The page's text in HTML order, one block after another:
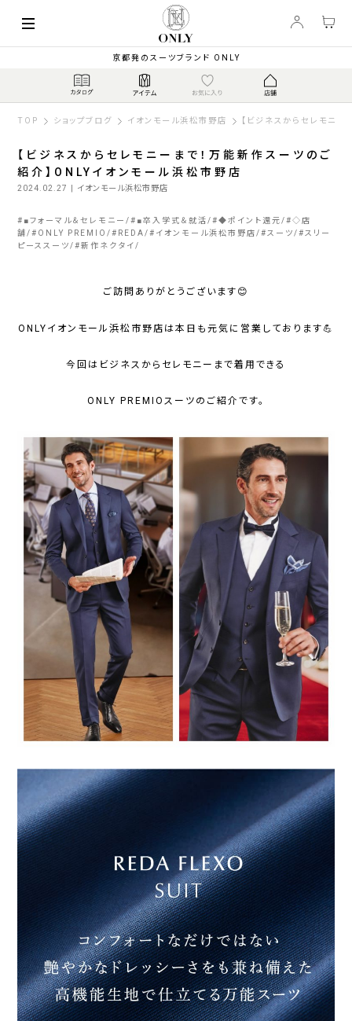
京都発のスーツブランド ONLY
TOP ショップブログ イオンモール浜松市野店 【ビジネスからセレモニ
【ビジネスからセレモニーまで！万能新作スーツのご
紹介】ONLYイオンモール浜松市野店
2024.02.27 | イオンモール浜松市野店
# ■フォーマル＆セレモニー # ■卒入学式＆就活 #◆ポイント還元 #◇店
舗 # ONLY PREMIO # REDA # イオンモール浜松市野店 # スーツ # スリー
ピーススーツ #新作ネクタイ
ご訪問ありがとうございます😊
ONLYイオンモール浜松市野店は本日も元気に営業しております💪
今回はビジネスからセレモニーまで着用できる
ONLY PREMIOスーツのご紹介です。